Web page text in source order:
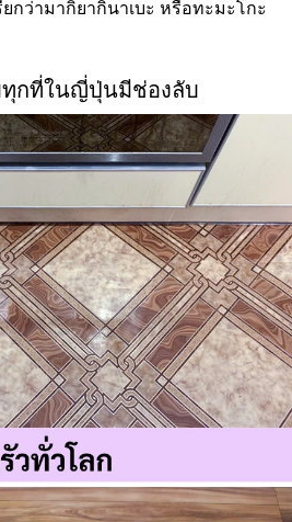
ยกว่ามากิยากินาเบะ หรือทะมะโกะ
ทุกที่ในญี่ปุ่นมีช่องลับ